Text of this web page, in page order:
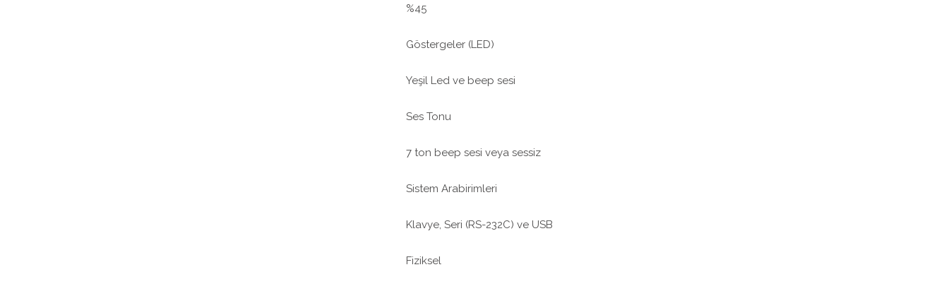
%45
Göstergeler (LED)
Yeşil Led ve beep sesi
Ses Tonu
7 ton beep sesi veya sessiz
Sistem Arabirimleri
Klavye, Seri (RS-232C) ve USB
Fiziksel